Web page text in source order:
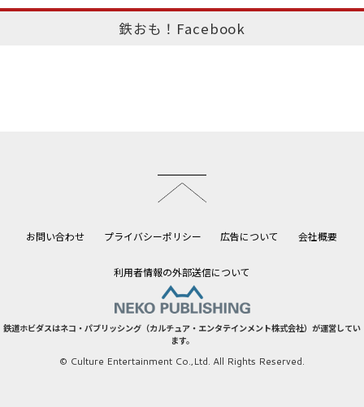
鉄おも！Facebook
お問い合わせ プライバシーポリシー 広告について 会社概要
利用者情報の外部送信について
鉄道ホビダスはネコ・パブリッシング（カルチュア・エンタテインメント株式会社）が運営してい
ます。
© Culture Entertainment Co.,Ltd. All Rights Reserved.